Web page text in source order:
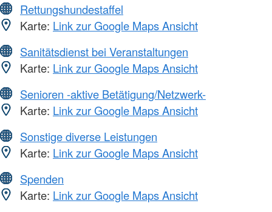
Rettungshundestaffel
Karte: Link zur Google Maps Ansicht
Sanitätsdienst bei Veranstaltungen
Karte: Link zur Google Maps Ansicht
Senioren -aktive Betätigung/Netzwerk-
Karte: Link zur Google Maps Ansicht
Sonstige diverse Leistungen
Karte: Link zur Google Maps Ansicht
Spenden
Karte: Link zur Google Maps Ansicht